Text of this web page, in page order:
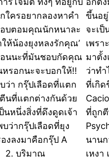
ใครอยากลองหาคำ
อบตอมคุณนักหนาละ
ห้น้องยุงหลงรักคุณ’
อนนะที่มันชอบกัดคุณ
หรอกนะจะบอกให้!!
ว่า กรุ๊ปเลือดที่แตก
นที่แตกต่างกันด้วย
นหนึ่งสิ่งที่ดึงดูดเจ้า
ว่ากรุ๊ปเลือดที่ยุง
งลงมาคือกรุ๊ป A
2. บริมาณ
ขึ้นอยู่
จะเ
เพร
มาตั้
ว่าทำ
ที่เกิ
ที่ถูกตี
นาน
เหงา